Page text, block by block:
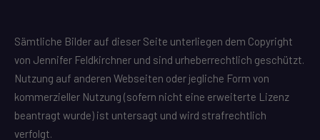
Sämtliche Bilder auf dieser Seite unterliegen dem Copyright
von Jennifer Feldkirchner und sind urheberrechtlich geschützt.
Nutzung auf anderen Webseiten oder jegliche Form von
kommerzieller Nutzung (sofern nicht eine erweiterte Lizenz
beantragt wurde) ist untersagt und wird strafrechtlich
verfolgt.